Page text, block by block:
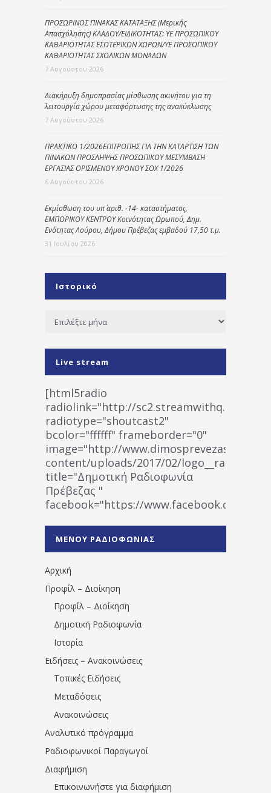
ΠΡΟΣΩΡΙΝΟΣ ΠΙΝΑΚΑΣ ΚΑΤΑΤΑΞΗΣ (Μερικής
Απασχόλησης) ΚΛΑΔΟΥ/ΕΙΔΙΚΟΤΗΤΑΣ: ΥΕ ΠΡΟΣΩΠΙΚΟΥ
ΚΑΘΑΡΙΟΤΗΤΑΣ ΕΣΩΤΕΡΙΚΩΝ ΧΩΡΩΝ/ΥΕ ΠΡΟΣΩΠΙΚΟΥ
ΚΑΘΑΡΙΟΤΗΤΑΣ ΣΧΟΛΙΚΩΝ ΜΟΝΑΔΩΝ
7 Αυγούστου 2026
Διακήρυξη δημοπρασίας μίσθωσης ακινήτου για τη
λειτουργία χώρου μεταφόρτωσης της ανακύκλωσης
7 Αυγούστου 2026
ΠΡΑΚΤΙΚΟ 1/2026ΕΠΙΤΡΟΠΗΣ ΓΙΑ ΤΗΝ ΚΑΤΑΡΤΙΣΗ ΤΩΝ
ΠΙΝΑΚΩΝ ΠΡΟΣΛΗΨΗΣ ΠΡΟΣΩΠΙΚΟΥ ΜΕΣΥΜΒΑΣΗ
ΕΡΓΑΣΙΑΣ ΟΡΙΣΜΕΝΟΥ ΧΡΟΝΟΥ ΣΟΧ 1/2026
6 Αυγούστου 2026
Εκμίσθωση του υπ΄ αριθ. -14- καταστήματος,
ΕΜΠΟΡΙΚΟΥ ΚΕΝΤΡΟΥ Κοινότητας Ωρωπού, Δημ.
Ενότητας Λούρου, Δήμου Πρέβεζας εμβαδού 17,50 τ.μ.
31 Ιουλίου 2026
Ιστορικό
Ιστορικό
Live stream
[html5radio
radiolink="http://
radiotype="shoutcast2"
bcolor="ffffff" frameborder="0"
image="http://www.dimosprevezas.gr/wp-
content/uploads/2017/02/
title="Δημοτική Ραδιοφωνία
Πρέβεζας "
facebook="https://www.facebook.com/
1531194763766854/" artist="" ]
ΜΕΝΟΥ ΡΑΔΙΟΦΩΝΙΑΣ
Αρχική
Προφίλ – Διοίκηση
Προφίλ – Διοίκηση
Δημοτική Ραδιοφωνία
Ιστορία
Ειδήσεις – Ανακοινώσεις
Τοπικές Ειδήσεις
Μεταδόσεις
Ανακοινώσεις
Αναλυτικό πρόγραμμα
Ραδιοφωνικοί Παραγωγοί
Διαφήμιση
Επικοινωνήστε για διαφήμιση